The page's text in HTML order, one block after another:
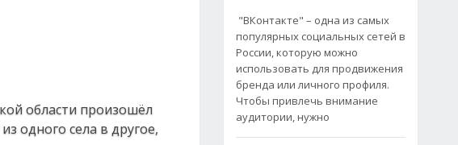
области произошёл
одного села в другое,
"ВКонтакте" – одна из самых
популярных социальных сетей в
России, которую можно
использовать для продвижения
бренда или личного профиля.
Чтобы привлечь внимание
аудитории, нужно